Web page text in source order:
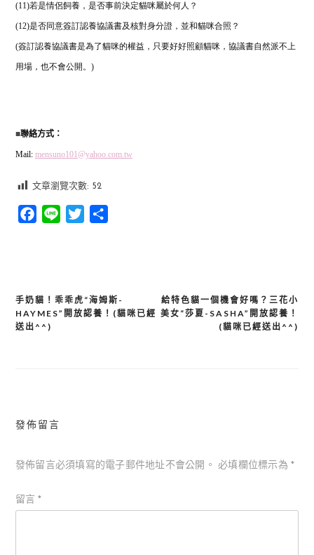
(11)若是情侶飼養，是否事前決定貓咪屬於何人？
(12)是否同意簽訂認養協議書及核對身分證，並和貓咪合照？
(簽訂認養協議書是為了貓咪的權益，只要好好照顧貓咪，協議書自然派不上
用場，也不會公開。 )
■聯絡方式：
Mail: mensuno101@yahoo.com.tw
文章瀏覽次數: 52
Facebook
Line Twitter
文
章
給特色貓一個機會好嗎？三花小
美女“莎夏-SASHA”開放認養！
(貓咪已經送出^^)
手奶貓！乖乖虎“海姆斯-
HAYMES”開放認養！(貓咪已經
送出^^)
發佈留言
發佈留言必須填寫的電子郵件地址不會公開。 必填欄位標示為*
留言 *